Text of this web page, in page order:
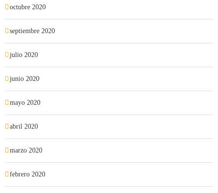
octubre 2020
septiembre 2020
julio 2020
junio 2020
mayo 2020
abril 2020
marzo 2020
febrero 2020